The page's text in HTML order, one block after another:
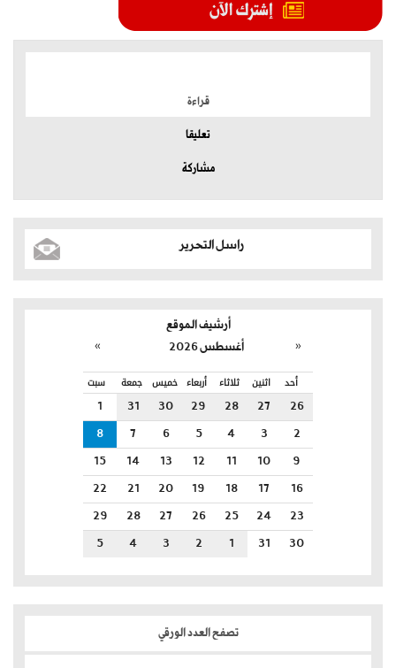
قراءة
تعليقا
مشاركة
راسل التحرير
أرشيف الموقع
«
» أغسطس 2026
أحد اثنين ثلاثاء أربعاء خميس جمعة سبت
26
27
28
29
30
31
1
2
3
4
5
6
7
8
9
10
11
12
13
14
15
16
17
18
19
20
21
22
23
24
25
26
27
28
29
30
31
1
2
3
4
5
تصفح العدد الورقي